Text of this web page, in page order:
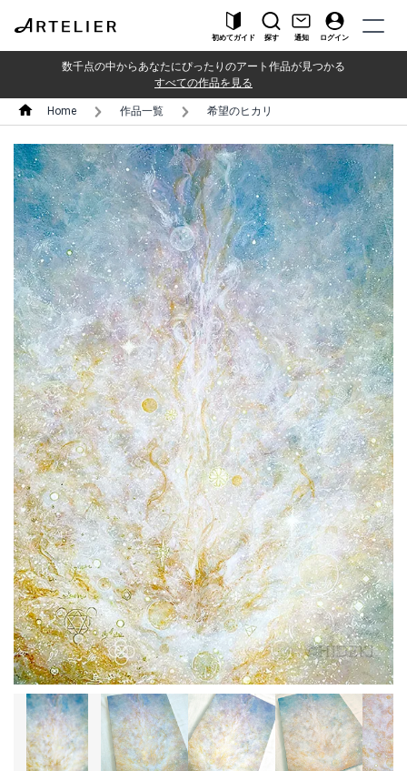
初めてガイド 探す 通知 ログイン
数千点の中からあなたにぴったりのアート作品が見つかる
すべての作品を見る
Home 作品一覧 希望のヒカリ